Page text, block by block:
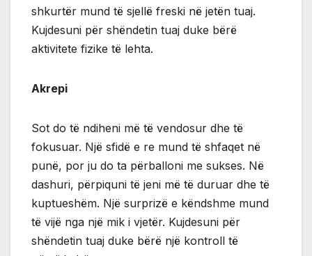
shkurtër mund të sjellë freski në jetën tuaj.
Kujdesuni për shëndetin tuaj duke bërë
aktivitete fizike të lehta.
Akrepi
Sot do të ndiheni më të vendosur dhe të
fokusuar. Një sfidë e re mund të shfaqet në
punë, por ju do ta përballoni me sukses. Në
dashuri, përpiquni të jeni më të duruar dhe të
kuptueshëm. Një surprizë e këndshme mund
të vijë nga një mik i vjetër. Kujdesuni për
shëndetin tuaj duke bërë një kontroll të